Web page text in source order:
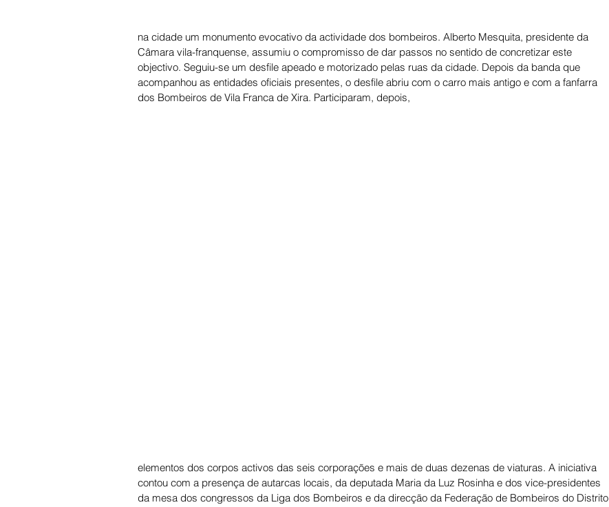
na cidade um monumento evocativo da actividade dos bombeiros. Alberto Mesquita, presidente da
Câmara vila-franquense, assumiu o compromisso de dar passos no sentido de concretizar este
objectivo. Seguiu-se um desfile apeado e motorizado pelas ruas da cidade. Depois da banda que
acompanhou as entidades oficiais presentes, o desfile abriu com o carro mais antigo e com a fanfarra
dos Bombeiros de Vila Franca de Xira. Participaram, depois,
elementos dos corpos activos das seis corporações e mais de duas dezenas de viaturas. A iniciativa
contou com a presença de autarcas locais, da deputada Maria da Luz Rosinha e dos vice-presidentes
da mesa dos congressos da Liga dos Bombeiros e da direcção da Federação de Bombeiros do Distrito